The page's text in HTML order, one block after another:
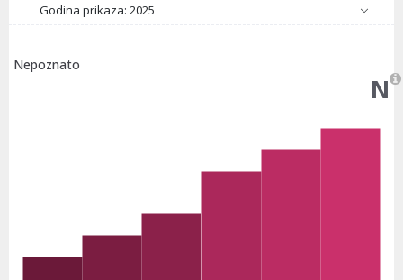
Godina prikaza: 2025
Nepoznato
N